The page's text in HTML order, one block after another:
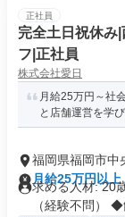
正社員
完全土日祝休み
フ|正社員
株式会社愛日
月給25万円～社
と店舗運営を学
福岡県福岡市中
月給25万円以上
求める人材: 20
（経験不問） ◆